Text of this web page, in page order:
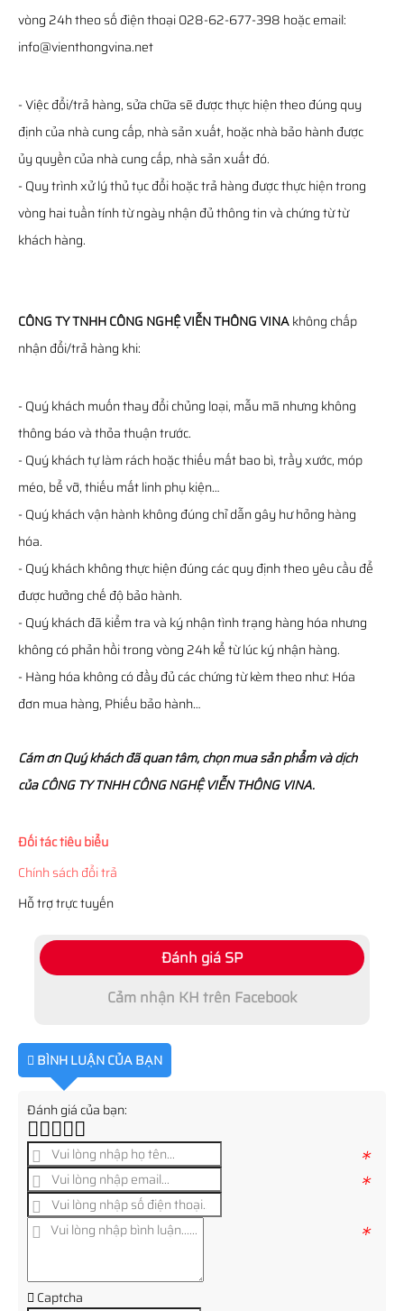
vòng 24h theo số điện thoại 028-62-677-398 hoặc email:
info@vienthongvina.net
- Việc đổi/trả hàng, sửa chữa sẽ được thực hiện theo đúng quy
định của nhà cung cấp, nhà sản xuất, hoặc nhà bảo hành được
ủy quyền của nhà cung cấp, nhà sản xuất đó.
- Quy trình xử lý thủ tục đổi hoặc trả hàng được thực hiện trong
vòng hai tuần tính từ ngày nhận đủ thông tin và chứng từ từ
khách hàng.
CÔNG TY TNHH CÔNG NGHỆ VIỄN THÔNG VINAkhông chấp
nhận đổi/trả hàng khi:
- Quý khách muốn thay đổi chủng loại, mẫu mã nhưng không
thông báo và thỏa thuận trước.
- Quý khách tự làm rách hoặc thiếu mất bao bì, trầy xước, móp
méo, bể vỡ, thiếu mất linh phụ kiện…
- Quý khách vận hành không đúng chỉ dẫn gây hư hỏng hàng
hóa.
- Quý khách không thực hiện đúng các quy định theo yêu cầu để
được hưởng chế độ bảo hành.
- Quý khách đã kiểm tra và ký nhận tình trạng hàng hóa nhưng
không có phản hồi trong vòng 24h kể từ lúc ký nhận hàng.
- Hàng hóa không có đầy đủ các chứng từ kèm theo như: Hóa
đơn mua hàng, Phiếu bảo hành…
Cám ơn Quý khách đã quan tâm, chọn mua sản phẩm và dịch
của CÔNG TY TNHH CÔNG NGHỆ VIỄN THÔNG VINA.
Đối tác tiêu biểu
Chính sách đổi trả
Hỗ trợ trực tuyến
Đánh giá SP
Cảm nhận KH trên Facebook
BÌNH LUẬN CỦA BẠN
Đánh giá của bạn:
*
*
*
Captcha